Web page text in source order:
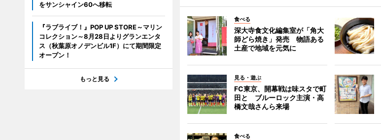
食べる
深大寺食文化編集室が「角大
師どら焼き」発売 物語ある
土産で地域を元気に
見る・遊ぶ
FC東京、開幕戦は味スタで町
田と ブルーロック主演・高
橋文哉さんら来場
食べる
をサンシャイン60へ移転
『ラブライブ！』POP UP STORE～マリン
コレクション～8月28日よりグランエンタ
ス（秋葉原オノデンビル1F）にて期間限定
オープン！
もっと見る